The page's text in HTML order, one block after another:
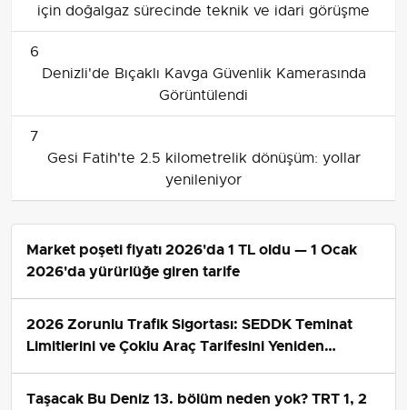
için doğalgaz sürecinde teknik ve idari görüşme
6
Denizli'de Bıçaklı Kavga Güvenlik Kamerasında
Görüntülendi
7
Gesi Fatih'te 2.5 kilometrelik dönüşüm: yollar
yenileniyor
Market poşeti fiyatı 2026'da 1 TL oldu — 1 Ocak
2026'da yürürlüğe giren tarife
2026 Zorunlu Trafik Sigortası: SEDDK Teminat
Limitlerini ve Çoklu Araç Tarifesini Yeniden
Belirledi
Taşacak Bu Deniz 13. bölüm neden yok? TRT 1, 2